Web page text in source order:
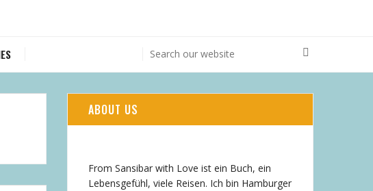
ABOUT US
From Sansibar with Love ist ein Buch, ein
Lebensgefühl, viele Reisen. Ich bin Hamburger